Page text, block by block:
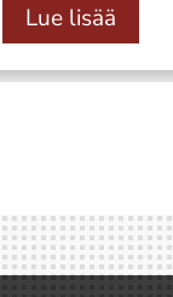
Lue lisää